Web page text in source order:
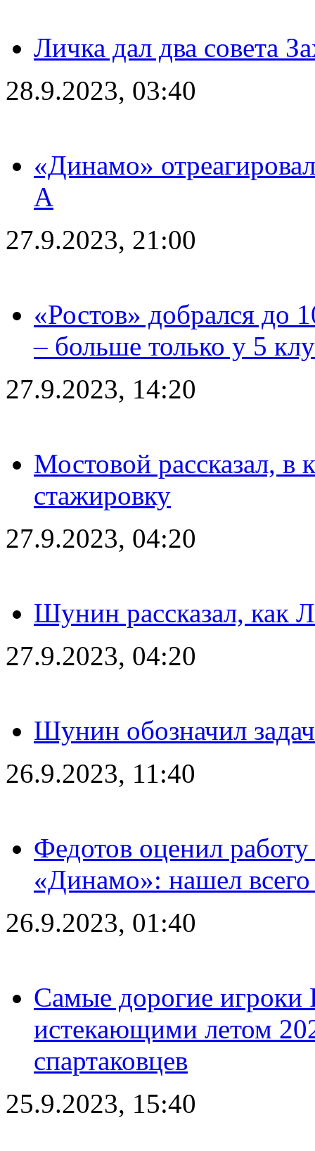
Личка дал два совета
28.9.2023, 03:40
«Динамо»
А
27.9.2023, 21:00
«Ростов» добрался до
– больше только у 5
27.9.2023, 14:20
Мостовой рассказал, в
стажировку
27.9.2023, 04:20
Шунин рассказал, как
27.9.2023, 04:20
Шунин обозначил
26.9.2023, 11:40
Федотов оценил
«Динамо»: нашел
26.9.2023, 01:40
Самые дорогие игроки
истекающими летом
спартаковцев
25.9.2023, 15:40